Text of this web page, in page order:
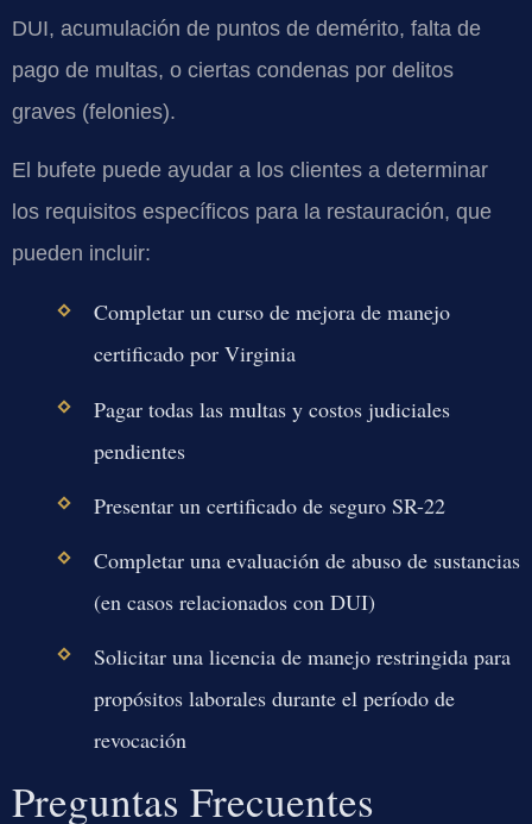
DUI, acumulación de puntos de demérito, falta de
pago de multas, o ciertas condenas por delitos
graves (felonies).
El bufete puede ayudar a los clientes a determinar
los requisitos específicos para la restauración, que
pueden incluir:
Completar un curso de mejora de manejo
certificado por Virginia
Pagar todas las multas y costos judiciales
pendientes
Presentar un certificado de seguro SR-22
Completar una evaluación de abuso de sustancias
(en casos relacionados con DUI)
Solicitar una licencia de manejo restringida para
propósitos laborales durante el período de
revocación
Preguntas Frecuentes